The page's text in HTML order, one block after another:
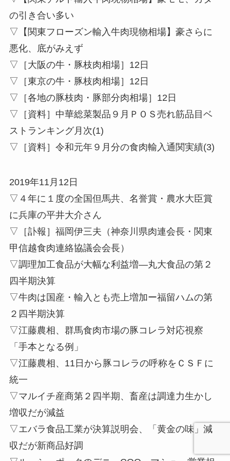
の引き合い多い
▽【関東フローズン輸入牛肉現物相場】豪さらに
悪化、底がみえず
▽［大阪の牛・豚枝肉相場］12日
▽［東京の牛・豚枝肉相場］12日
▽［各地の豚枝肉・豚部分肉相場］12日
▽［資料］中華総菜製品９月ＰＯＳ売れ筋品目ベ
ストランキング月次(1)
▽［資料］令和元年９月分の食肉輸入通関実績(3)
2019年11月12日
▽４年に１度の全国但馬共、名誉賞・農水大臣賞
に兵庫の平井大介さん
▽［訃報］福岡伊三夫（神奈川県肉連会長・関東
甲信越食肉連絡協議会会長）
▽調理加工食品が大幅な利益増—丸大食品の第２
四半期決算
▽牛肉は国産・輸入とも売上増加ー福留ハムの第
２四半期決算
▽江藤農相、群馬食肉市場の豚コレラ対応視察
「手本となる例」
▽江藤農相、11日から豚コレラの呼称をＣＳＦに
統一
▽マルイチ産商第２四半期、畜産は調達力生かし
増収だが減益
▽エバラ食品工業が決算説明会、「黄金の味」減
収だが新商品好調